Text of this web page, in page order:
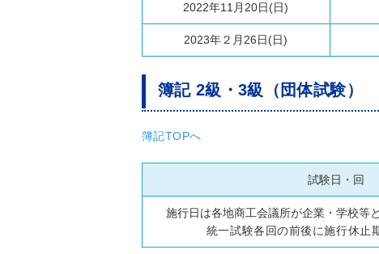
2022年11月20日(日)
2023年２月26日(日)
簿記 2級・3級（団体試験）
簿記TOPへ
試験日・回
施行日は各地商工会議所が企業・学校等
統一試験各回の前後に施行休止